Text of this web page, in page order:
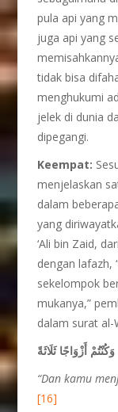
pula api yang
juga api yang
tidak bisa
menghukumi
jelek di dunia
dipegangi.
Keempat:
menjelaskan
dalam
yang
‘Ali bin Zaid,
dengan lafazh,
sekelompok
mukanya,”
dalam surat al-
وَكُنْتُمْ أَزْوَاجًا ثَلَاثَةً
“Dan kamu
[16]